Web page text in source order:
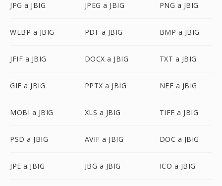
JPG a JBIG JPEG a JBIG PNG a JBIG
WEBP a JBIG PDF a JBIG BMP a JBIG
JFIF a JBIG DOCX a JBIG TXT a JBIG
GIF a JBIG PPTX a JBIG NEF a JBIG
MOBI a JBIG XLS a JBIG TIFF a JBIG
PSD a JBIG AVIF a JBIG DOC a JBIG
JPE a JBIG JBG a JBIG ICO a JBIG